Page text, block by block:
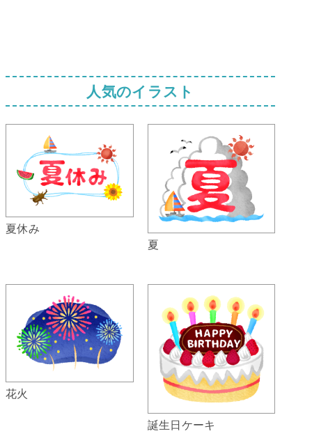
人気のイラスト
夏休み
夏
花火
誕生日ケーキ